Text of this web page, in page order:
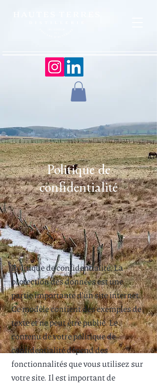
Politique de
confidentialité
Politique de confidentialité. La
protection des données est une
partie importante d’un site internet.
Ce modèle contient des exemples de
texte et ne peut être publié. Le
contenu de votre politique de
confidentialité dépend des
fonctionnalités que vous utilisez sur
votre site. Il est important de